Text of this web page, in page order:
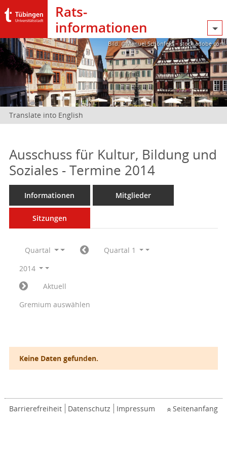
Rats­
informationen
Bild: @Manuel Schönfeld – stock.adobe.com
Translate into English
Ausschuss für Kultur, Bildung und
Soziales - Termine 2014
Informationen Mitglieder
Sitzungen
Quartal
Quartal 1
2014
Aktuell
Gremium auswählen
Keine Daten gefunden.
Barrierefreiheit Datenschutz Impressum Seitenanfang